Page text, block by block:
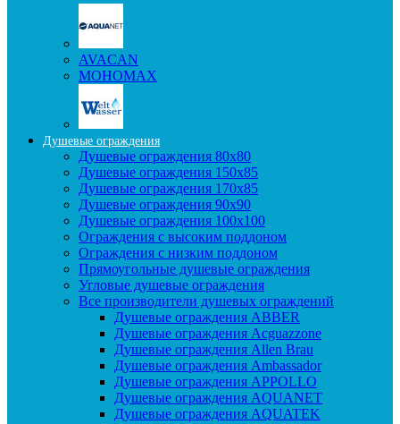
AVACAN
МОНОМАХ
Душевые ограждения
Душевые ограждения 80x80
Душевые ограждения 150x85
Душевые ограждения 170x85
Душевые ограждения 90x90
Душевые ограждения 100x100
Ограждения с высоким поддоном
Ограждения с низким поддоном
Прямоугольные душевые ограждения
Угловые душевые ограждения
Все производители душевых ограждений
Душевые ограждения ABBER
Душевые ограждения Acguazzone
Душевые ограждения Allen Brau
Душевые ограждения Ambassador
Душевые ограждения APPOLLO
Душевые ограждения AQUANET
Душевые ограждения AQUATEK